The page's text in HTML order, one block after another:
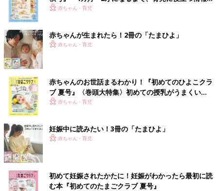
いっぱい！
赤ちゃん・育児
赤ちゃんが生まれたら！2冊の「たまひよ」
赤ちゃん・育児
赤ちゃんのお世話まるわかり！『初めてのひよこクラ
ブ 夏号』〈巻頭大特集〉初めての授乳がうまくい
く！ おっぱい・ミルクの基本と夏のトラブル 解決テ
赤ちゃん・育児
妊娠中に読みたい！3冊の「たまひよ」
赤ちゃん・育児
初めて妊娠されたかたに！妊娠がわかったら最初に読
む本『初めてのたまごクラブ 夏号』